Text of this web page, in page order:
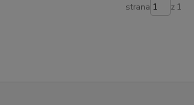
strana z 1